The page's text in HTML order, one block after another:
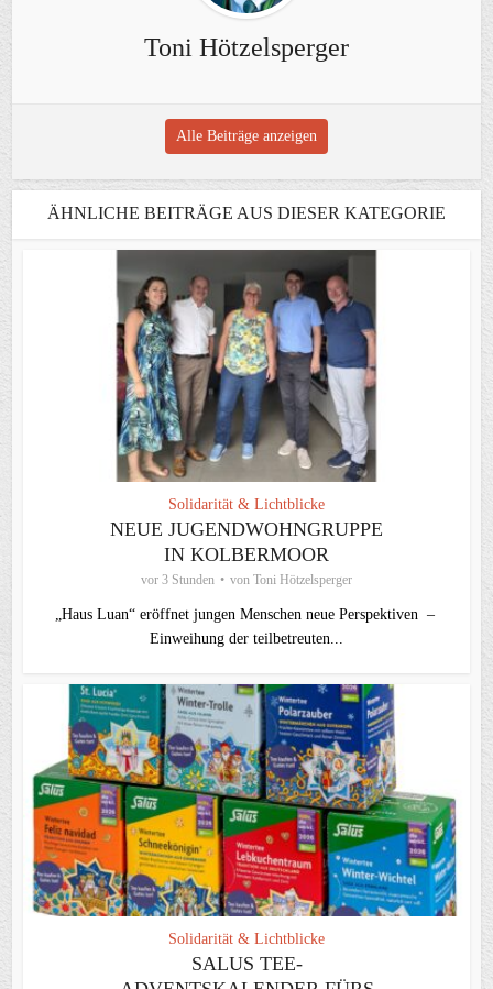
Toni Hötzelsperger
Alle Beiträge anzeigen
ÄHNLICHE BEITRÄGE AUS DIESER KATEGORIE
Solidarität & Lichtblicke
NEUE JUGENDWOHNGRUPPE
IN KOLBERMOOR
vor 3 Stunden von Toni Hötzelsperger
„Haus Luan“ eröffnet jungen Menschen neue Perspektiven –
Einweihung der teilbetreuten...
Solidarität & Lichtblicke
SALUS TEE-